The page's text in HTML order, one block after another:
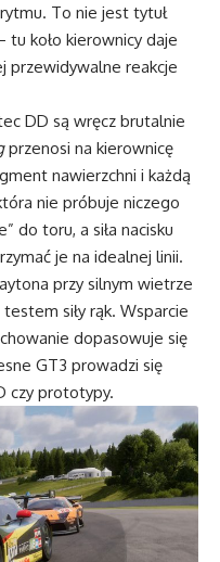
To nie jest tytuł
tu koło kierownicy daje
przewidywalne reakcje
DD są wręcz brutalnie
przenosi na kierownicę
nawierzchni i każdą
nie próbuje niczego
do toru, a siła nacisku
je na idealnej linii.
przy silnym wietrze
siły rąk. Wsparcie
dopasowuje się
GT3 prowadzi się
czy prototypy.